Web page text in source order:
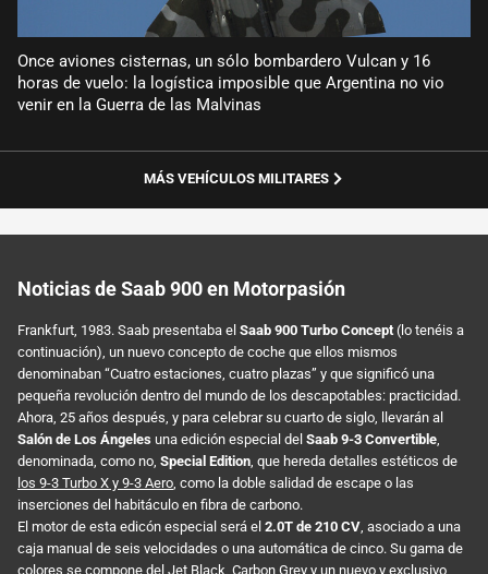
Once aviones cisternas, un sólo bombardero Vulcan y 16
horas de vuelo: la logística imposible que Argentina no vio
venir en la Guerra de las Malvinas
MÁS VEHÍCULOS MILITARES
Noticias de Saab 900 en Motorpasión
Frankfurt, 1983. Saab presentaba el Saab 900 Turbo Concept (lo tenéis a
continuación), un nuevo concepto de coche que ellos mismos
denominaban “Cuatro estaciones, cuatro plazas” y que significó una
pequeña revolución dentro del mundo de los descapotables: practicidad.
Ahora, 25 años después, y para celebrar su cuarto de siglo, llevarán al
Salón de Los Ángeles una edición especial del Saab 9-3 Convertible
denominada, como no, Special Edition , que hereda detalles estéticos de
los 9-3 Turbo X y 9-3 Aero , como la doble salidad de escape o las
inserciones del habitáculo en fibra de carbono.
El motor de esta edicón especial será el 2.0T de 210 CV , asociado a una
caja manual de seis velocidades o una automática de cinco. Su gama de
colores se compone del Jet Black, Carbon Grey y un nuevo y exclusivo